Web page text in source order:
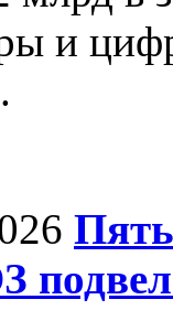
и